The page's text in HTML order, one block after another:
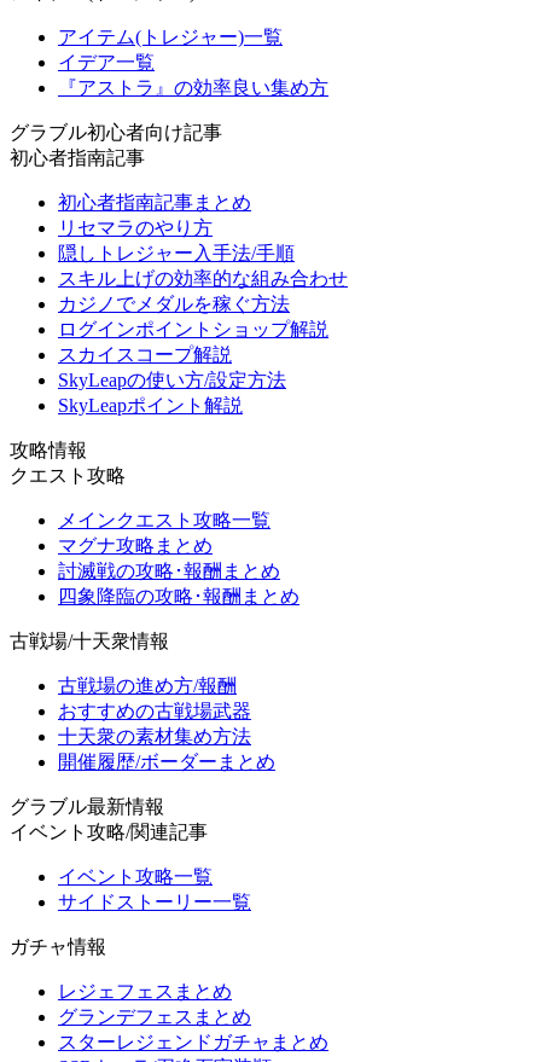
アイテム(トレジャー)一覧
イデア一覧
『アストラ』の効率良い集め方
グラブル初心者向け記事
初心者指南記事
初心者指南記事まとめ
リセマラのやり方
隠しトレジャー入手法/手順
スキル上げの効率的な組み合わせ
カジノでメダルを稼ぐ方法
ログインポイントショップ解説
スカイスコープ解説
SkyLeapの使い方/設定方法
SkyLeapポイント解説
攻略情報
クエスト攻略
メインクエスト攻略一覧
マグナ攻略まとめ
討滅戦の攻略･報酬まとめ
四象降臨の攻略･報酬まとめ
古戦場/十天衆情報
古戦場の進め方/報酬
おすすめの古戦場武器
十天衆の素材集め方法
開催履歴/ボーダーまとめ
グラブル最新情報
イベント攻略/関連記事
イベント攻略一覧
サイドストーリー一覧
ガチャ情報
レジェフェスまとめ
グランデフェスまとめ
スターレジェンドガチャまとめ